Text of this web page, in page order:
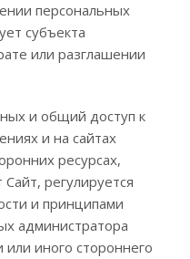
персональных
субъекта
или разглашении
и общий доступ к
и на сайтах
ресурсах,
регулируется
и принципами
администратора
иного стороннего